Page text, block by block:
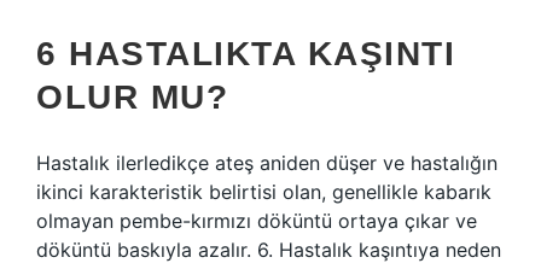
6 HASTALIKTA KAŞINTI
OLUR MU?
Hastalık ilerledikçe ateş aniden düşer ve hastalığın
ikinci karakteristik belirtisi olan, genellikle kabarık
olmayan pembe-kırmızı döküntü ortaya çıkar ve
döküntü baskıyla azalır. 6. Hastalık kaşıntıya neden